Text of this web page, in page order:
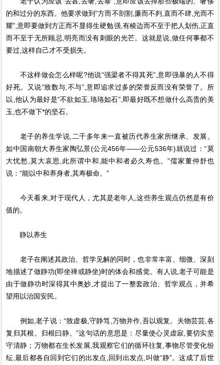
的和过分的东西。他要求做到“方而不剖割,廉而不刿,直而不肆,光而不
耀”,意即要做到方正而不显得生硬勉强,有棱边而不至于把人划伤,正直
而不至于无所顾忌,明亮而没有刺眼的光芒。这就是说,做任何事都不
要过,这样自己才不受损失。
不这样做会怎么样呢?他说“强梁者不得其死”,意即强暴的人不得
好死。又说“致数与,不与”,意即追求过多的荣誉反而没有荣誉了。所
以,他认为最好是“不欲如玉,珞珞如石”,即最好既不想做什么高贵的美
玉,也不做下*的坚石。
老子的养生学说,二千多年来一直被历代养生家所继承、发展。
如中国南朝大养生家陶弘景(公元456年——公元536年)就说过：“莫
大忧愁,莫大哀思,此所谓中和,能中和者必久寿也。”儒家董仲舒也
说：“能以中和养身者,其寿极命。”
今天看来,对于现代人，尤其是老年人,这些养生观点仍然是有价
值的。
静以养生
老子在阐述其政治、哲学见解的同时，也非常丰富、细微、深刻
地描述了做静功(即坐禅或静坐)时的体会和感觉。有人说,老子可能是
由于做静功时深得其中奥妙,才提出了一整套政治、哲学观点，并希
望用以治国安民。
例如,老子说：“致虚极,守静笃,万物并作,吾以观复。夫物芸芸,各
复归其根。归根曰静。”这句话的意思是：尽量使心灵虚寂,要切实坚
守清静；万物都在生长发展,我观察它们的循环往复,事物尽管变化纷
纭,最后都各自回到它们的出发点,回到出发点,叫做“静”。这成了后世